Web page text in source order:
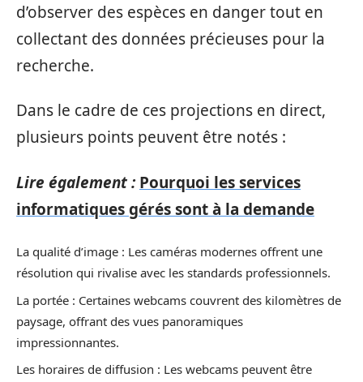
d’observer des espèces en danger tout en
collectant des données précieuses pour la
recherche.
Dans le cadre de ces projections en direct,
plusieurs points peuvent être notés :
Lire également : Pourquoi les services
informatiques gérés sont à la demande
La qualité d’image : Les caméras modernes offrent une
résolution qui rivalise avec les standards professionnels.
La portée : Certaines webcams couvrent des kilomètres de
paysage, offrant des vues panoramiques
impressionnantes.
Les horaires de diffusion : Les webcams peuvent être